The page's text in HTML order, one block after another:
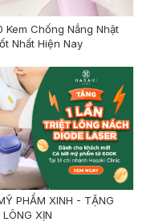
Kem Chống Nắng Nhật
Nhất Hiện Nay
PHẨM XINH - TẶNG
LÔNG XỊN